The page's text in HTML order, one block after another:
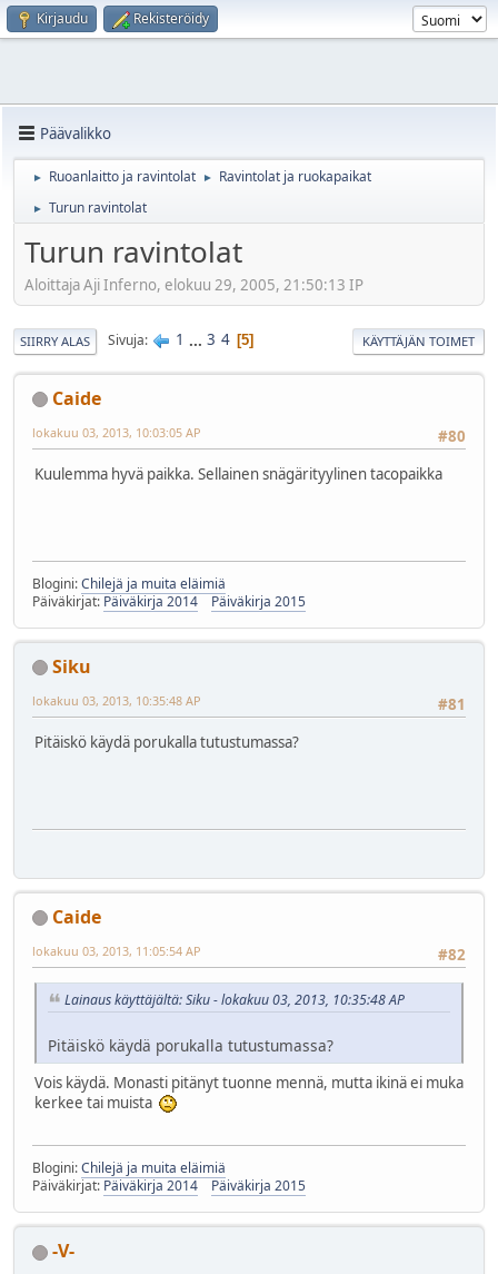
Kirjaudu Rekisteröidy
Päävalikko
► Ruoanlaitto ja ravintolat ► Ravintolat ja ruokapaikat
► Turun ravintolat
Turun ravintolat
Aloittaja Aji Inferno, elokuu 29, 2005, 21:50:13 IP
SIIRRY ALAS Sivuja 1 ... 3 4 5 KÄYTTÄJÄN TOIMET
Caide
#80
lokakuu 03, 2013, 10:03:05 AP
Kuulemma hyvä paikka. Sellainen snägärityylinen tacopaikka
Blogini:Chilejä ja muita eläimiä
Päiväkirjat: Päiväkirja 2014 Päiväkirja 2015
Siku
#81
lokakuu 03, 2013, 10:35:48 AP
Pitäiskö käydä porukalla tutustumassa?
Caide
#82
lokakuu 03, 2013, 11:05:54 AP
Lainaus käyttäjältä: Siku - lokakuu 03, 2013, 10:35:48 AP
Pitäiskö käydä porukalla tutustumassa?
Vois käydä. Monasti pitänyt tuonne mennä, mutta ikinä ei muka
kerkee tai muista
Blogini:Chilejä ja muita eläimiä
Päiväkirjat: Päiväkirja 2014 Päiväkirja 2015
-V-